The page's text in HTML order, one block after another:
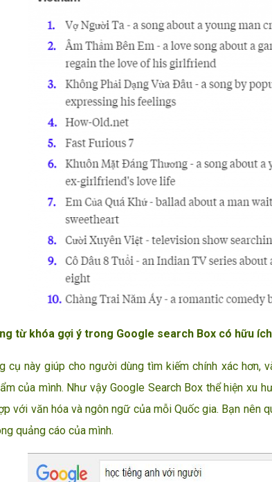
từ khóa gợi ý trong Google search Box có hữu
cụ này giúp cho người dùng tìm kiếm chính xác hơn,
của mình. Như vậy Google Search Box thể hiện xu
với văn hóa và ngôn ngữ của mỗi Quốc gia. Bạn nên
quảng cáo của mình.